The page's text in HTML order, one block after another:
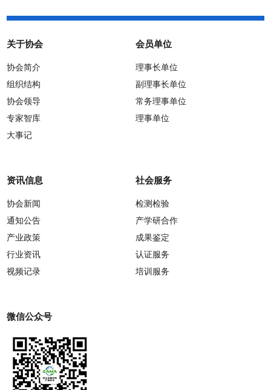
关于协会
协会简介
组织结构
协会领导
专家智库
大事记
会员单位
理事长单位
副理事长单位
常务理事单位
理事单位
资讯信息
协会新闻
通知公告
产业政策
行业资讯
视频记录
社会服务
检测检验
产学研合作
成果鉴定
认证服务
培训服务
微信公众号